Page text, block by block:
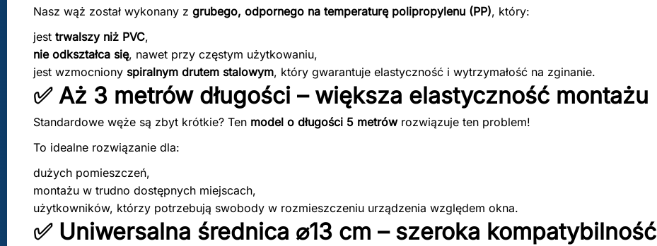
Nasz wąż został wykonany z grubego, odpornego na temperaturę polipropylenu (PP), który:
jest trwalszy niż PVC,
nie odkształca się, nawet przy częstym użytkowaniu,
jest wzmocniony spiralnym drutem stalowym, który gwarantuje elastyczność i wytrzymałość na zginanie.
✅ Aż 3 metrów długości – większa elastyczność montażu
Standardowe węże są zbyt krótkie? Ten model o długości 5 metrówrozwiązuje ten problem!
To idealne rozwiązanie dla:
dużych pomieszczeń,
montażu w trudno dostępnych miejscach,
użytkowników, którzy potrzebują swobody w rozmieszczeniu urządzenia względem okna.
✅ Uniwersalna średnica ⌀13 cm – szeroka kompatybilność